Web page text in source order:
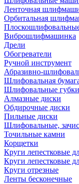
Ленточная
Орбитальная
Виброшлифмашинка
Дрели
Обогреватели
Ручной инструмент
Абразивно-
Шлифовальная
Шлифовальные губки
Алмазные диски
Обдирочные диски
Пильные диски
Шлифовальные,
Точильные камни
Корщетки
Круги лепестковые
Круги лепестковые
Круги отрезные
Ленты бесконечные